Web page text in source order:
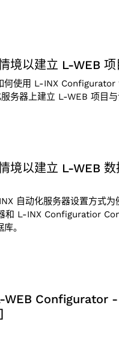
境以建立 L-WEB
何使用 L-INX Configurator
务器上建立 L-WEB 项目与
境以建立 L-WEB 数
自动化服务器设置方式为
和 L-INX Configuratior
。
WEB Configurator -